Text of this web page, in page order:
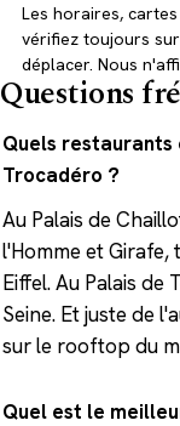
Les horaires,
vérifiez toujours
déplacer. Nous
Questions
Quels restaurants
Trocadéro ?
Au Palais de
l'Homme et Girafe,
Eiffel. Au Palais de
Seine. Et juste de
sur le rooftop du
Quel est le